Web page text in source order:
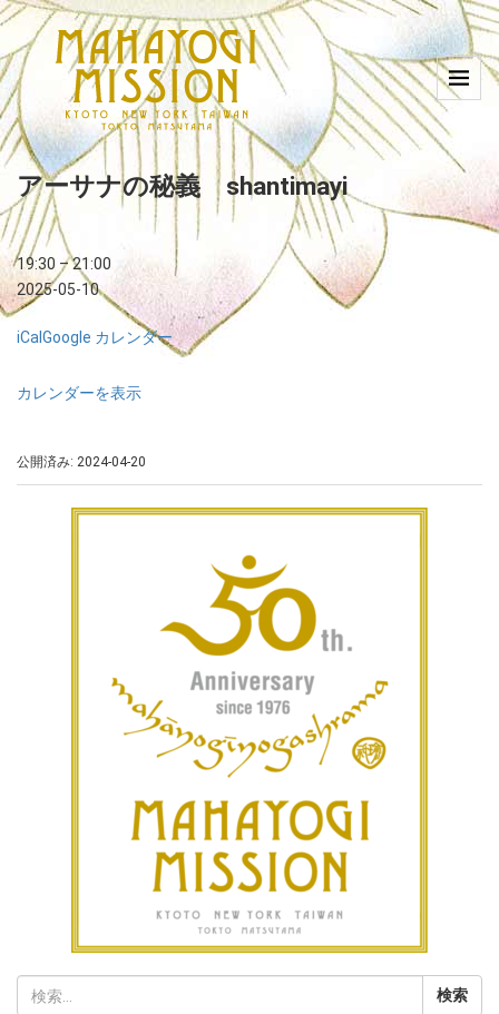
アーサナの秘義 shantimayi
19:30 –21:00
2025-05-10
iCal Google カレンダー
カレンダーを表示
公開済み: 2024-04-20